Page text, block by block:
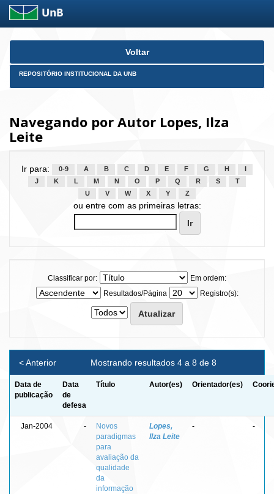
Skip
Voltar
REPOSITÓRIO INSTITUCIONAL DA UNB
Navegando por Autor Lopes, Ilza
Leite
Ir para: 0-9 A B C D E F G H
J
K L M N O P Q R S
T
U
V W X Y Z
ou entre com as primeiras letras:
Classificar por:
Em ordem:
Resultados/Página
Registro(s):
Mostrando resultados 4 a 8 de 8
< Anterior
Data de
publicação
Data
de
defesa
Título Autor(es) Orientador(es)
Jan-2004 -
Novos
paradigmas
para
avaliação da
qualidade
da
informação
Lopes,
Ilza Leite
- -